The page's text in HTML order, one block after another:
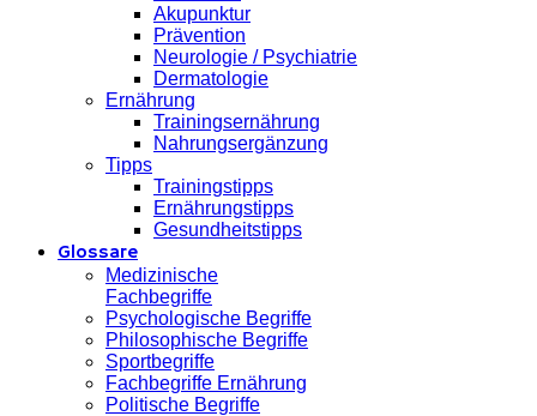
Akupunktur
Prävention
Neurologie / Psychiatrie
Dermatologie
Ernährung
Trainingsernährung
Nahrungsergänzung
Tipps
Trainingstipps
Ernährungstipps
Gesundheitstipps
Glossare
Medizinische
Fachbegriffe
Psychologische Begriffe
Philosophische Begriffe
Sportbegriffe
Fachbegriffe Ernährung
Politische Begriffe